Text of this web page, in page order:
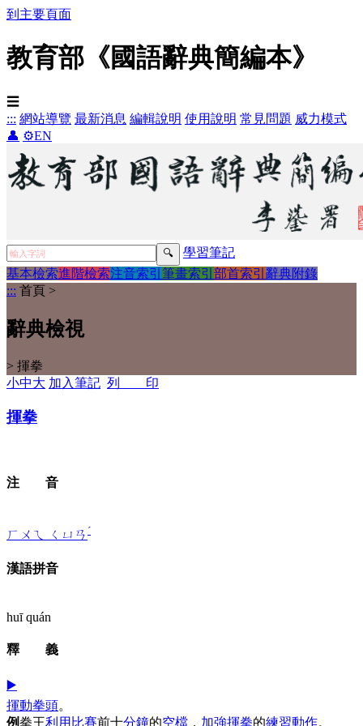
到主要頁面
教育部《國語辭典簡編本》
☰
::: 網站導覽 最新消息 編輯說明 使用說明 常見問題 威力模式
👤 ⚙️EN
學習筆記
基本檢索進階檢索注音索引 筆畫索引 部首索引 辭典附錄
::: 首頁 >
辭典檢視
> 揮拳
小中大 加入筆記 列 印
揮拳
注 音
ㄏㄨㄟ ㄑㄩㄢ ˊ
漢語拼音
huī quán
釋 義
▶️
揮動拳頭。
例拳王利用 比賽前十分鐘的空檔 ， 加強揮拳的練習動作。